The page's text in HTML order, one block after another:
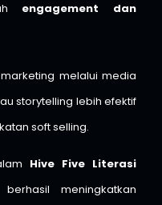
engagement dan
melalui media
storytelling lebih efektif
soft selling.
Hive Five Literasi
meningkatkan